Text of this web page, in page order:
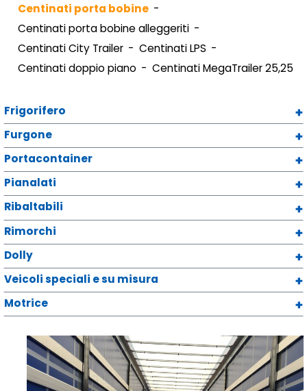
Centinati porta bobine
Centinati porta bobine alleggeriti
Centinati City Trailer
Centinati LPS
Centinati doppio piano
Centinati MegaTrailer 25,25
Frigorifero
Furgone
Portacontainer
Pianalati
Ribaltabili
Rimorchi
Dolly
Veicoli speciali e su misura
Motrice